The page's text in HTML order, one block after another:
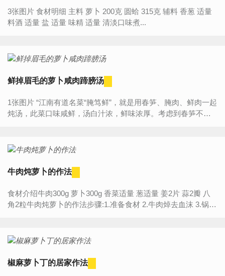
3张图片 食材明细 主料 萝卜 200克 圆蛤 315克 辅料 香葱 适量
料酒 适量 盐 适量 味精 适量 清淡口味煮...
鲜掉眉毛的萝卜咸肉蹄膀汤
1张图片 “江南有道名菜“腌笃鲜”，就是用春笋、腌肉、鲜肉一起
炖汤，此菜口味咸鲜，汤白汁浓，鲜味浓厚。考虑到春笋不是
牛肉炖萝卜的作法
食材介绍牛肉300g 萝卜300g 香菜适量 葱适量 姜2片 蒜2瓣 八
角2粒牛肉炖萝卜的作法步骤:1.准备食材 2.牛肉焯去血沫 3.锅里
椒麻萝卜丁的居家作法